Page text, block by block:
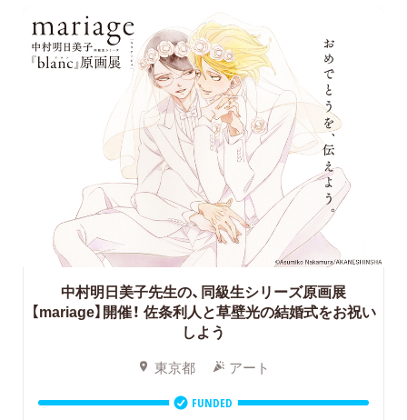
中村明日美子先生の、同級生シリーズ原画展
【mariage】開催！ 佐条利人と草壁光の結婚式をお祝い
しよう
東京都 アート
FUNDED